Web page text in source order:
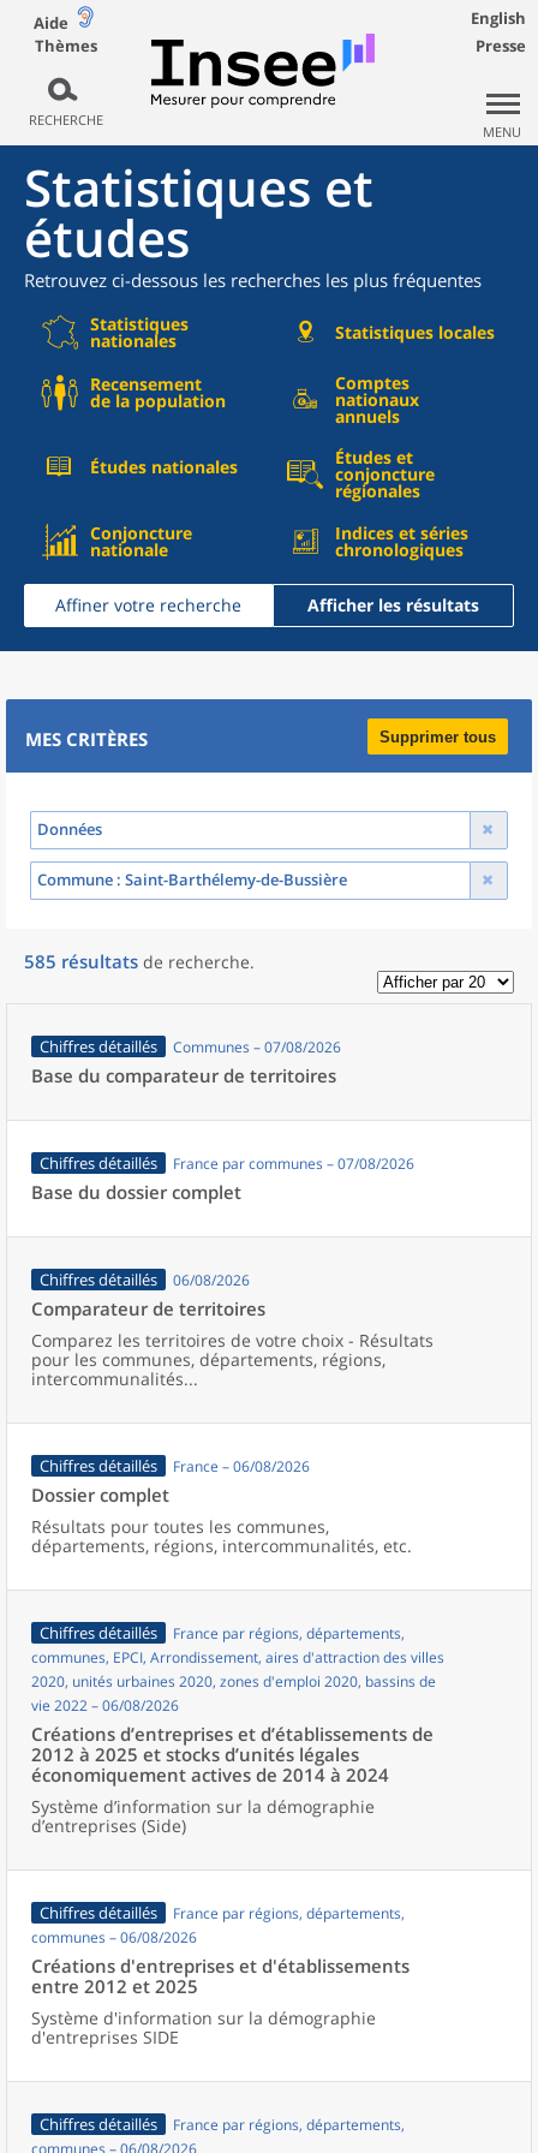
Aide
Thèmes
RECHERCHE
English
Presse
MENU
Statistiques et
études
Retrouvez ci-dessous les recherches les plus fréquentes
Statistiques
nationales Statistiques locales
Recensement
de la population
Comptes
nationaux
annuels
Études nationales Études et
conjoncture
régionales
Conjoncture
nationale
Indices et séries
chronologiques
Affiner votre recherche Afficher les résultats
MES CRITÈRES Supprimer tous
Données
Commune : Saint-Barthélemy-de-Bussière
585 résultats de recherche.
Chiffres détaillés Communes – 07/08/2026
Base du comparateur de territoires
Chiffres détaillés France par communes – 07/08/2026
Base du dossier complet
Chiffres détaillés 06/08/2026
Comparateur de territoires
Comparez les territoires de votre choix - Résultats
pour les communes, départements, régions,
intercommunalités...
Chiffres détaillés France – 06/08/2026
Dossier complet
Résultats pour toutes les communes,
départements, régions, intercommunalités, etc.
Chiffres détaillés
France par régions, départements,
communes, EPCI, Arrondissement, aires d'attraction des villes
2020, unités urbaines 2020, zones d'emploi 2020, bassins de
vie 2022 – 06/08/2026
Créations d’entreprises et d’établissements de
2012 à 2025 et stocks d’unités légales
économiquement actives de 2014 à 2024
Système d’information sur la démographie
d’entreprises (Side)
Chiffres détaillés
France par régions, départements,
communes – 06/08/2026
Créations d'entreprises et d'établissements
entre 2012 et 2025
Système d'information sur la démographie
d'entreprises SIDE
Chiffres détaillés
France par régions, départements,
communes – 06/08/2026